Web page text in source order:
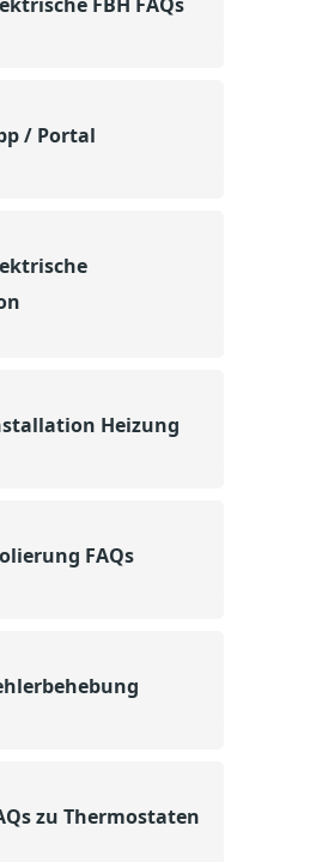
/ Portal
Heizung
FAQs
zu Thermostaten